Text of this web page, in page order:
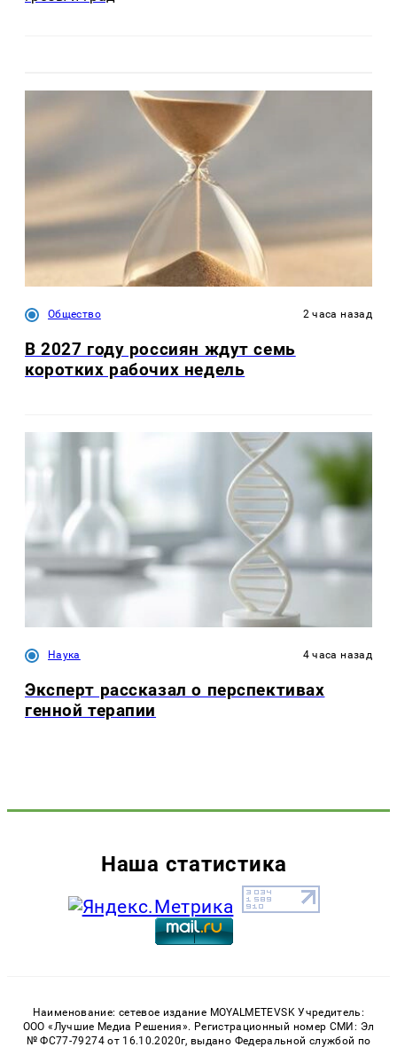
Общество 2 часа назад
В 2027 году россиян ждут семь
коротких рабочих недель
Наука 4 часа назад
Эксперт рассказал о перспективах
генной терапии
Наша статистика
Наименование: сетевое издание MOYALMETEVSK Учредитель:
ООО «Лучшие Медиа Решения». Регистрационный номер СМИ: Эл
№ ФС77-79274 от 16.10.2020г, выдано Федеральной службой по